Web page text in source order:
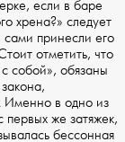
если в баре
хрена?» следует
сами принесли его
отметить, что
собой», обязаны
Именно в одно из
же затяжек,
бессонная